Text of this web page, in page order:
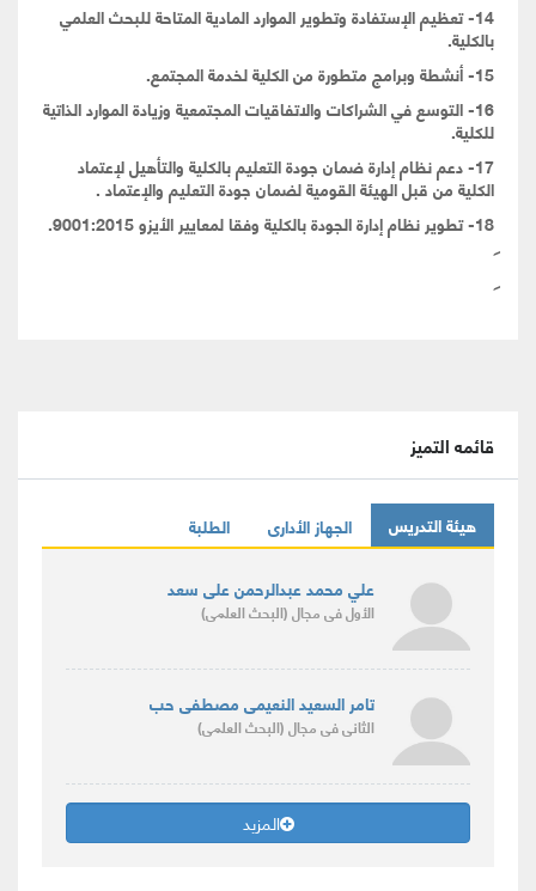
14- تعظيم الإستفادة وتطوير الموارد المادية المتاحة للبحث العلمي
بالكلية.
15- أنشطة وبرامج متطورة من الكلية لخدمة المجتمع.
16- التوسع في الشراكات والاتفاقيات المجتمعية وزيادة الموارد الذاتية
للكلية.
17- دعم نظام إدارة ضمان جودة التعليم بالكلية والتأهيل لإعتماد
الكلية من قبل الهيئة القومية لضمان جودة التعليم والإعتماد .
18- تطوير نظام إدارة الجودة بالكلية وفقا لمعايير الأيزو 9001:2015.
قائمه التميز
هيئة التدريس الجهاز الأدارى الطلبة
علي محمد عبدالرحمن على سعد
الأولفى مجال(البحث العلمى)
تامر السعيد النعيمى مصطفى حب
الثانىفى مجال(البحث العلمى)
المزيد